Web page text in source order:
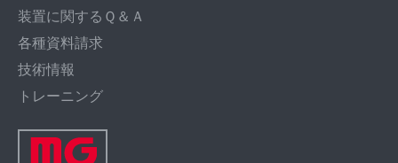
装置に関するＱ＆Ａ
各種資料請求
技術情報
トレーニング